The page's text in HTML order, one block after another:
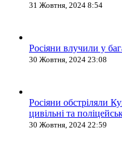
31 Жовтня, 2024 8:54
Росіяни влучили у
30 Жовтня, 2024 23:08
Росіяни обстріляли
цивільні та
30 Жовтня, 2024 22:59